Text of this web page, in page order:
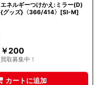
エネルギーつけかえ:ミラー(D)
{グッズ}〈366/414〉[SI-M]
￥200
買取募集中！
カートに追加